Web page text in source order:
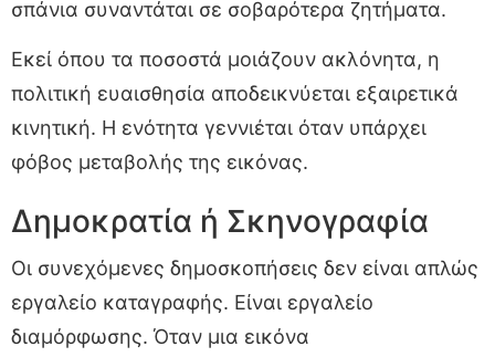
σπάνια συναντάται σε σοβαρότερα ζητήματα.
Εκεί όπου τα ποσοστά μοιάζουν ακλόνητα, η
πολιτική ευαισθησία αποδεικνύεται εξαιρετικά
κινητική. Η ενότητα γεννιέται όταν υπάρχει
φόβος μεταβολής της εικόνας.
Δημοκρατία ή Σκηνογραφία
Οι συνεχόμενες δημοσκοπήσεις δεν είναι απλώς
εργαλείο καταγραφής. Είναι εργαλείο
διαμόρφωσης. Όταν μια εικόνα